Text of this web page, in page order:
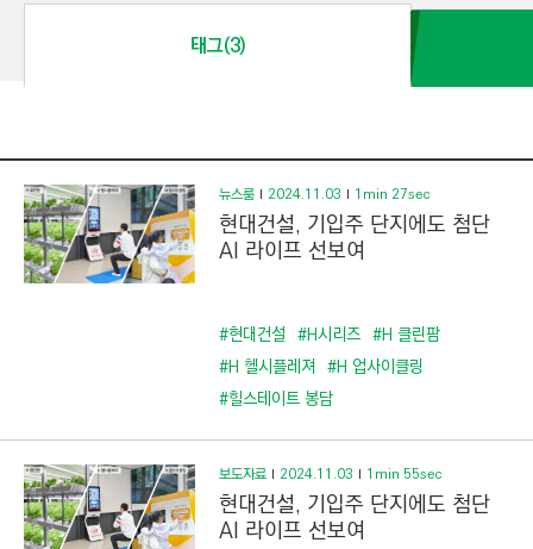
O
N
S
T
R
N
)
태그(3)
뉴스룸 2024.11.03 1min 27sec
현대건설, 기입주 단지에도 첨단
AI 라이프 선보여
#현대건설 #H시리즈 #H 클린팜
#H 헬시플레져 #H 업사이클링
#힐스테이트 봉담
보도자료 2024.11.03 1min 55sec
현대건설, 기입주 단지에도 첨단
AI 라이프 선보여